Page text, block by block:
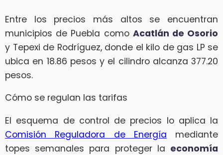
Entre los precios más altos se encuentran
municipios de Puebla como Acatlán de Osorio
y Tepexi de Rodríguez, donde el kilo de gas LP se
ubica en 18.86 pesos y el cilindro alcanza 377.20
pesos.
Cómo se regulan las tarifas
El esquema de control de precios lo aplica la
Comisión Reguladora de Energía mediante
topes semanales para proteger la economía